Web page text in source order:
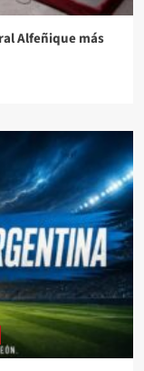
Alfeñique más